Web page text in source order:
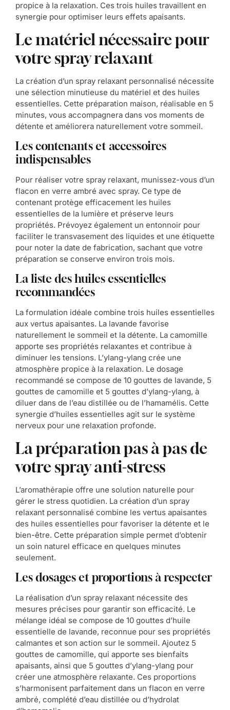
propice à la relaxation. Ces trois huiles travaillent en
synergie pour optimiser leurs effets apaisants.
Le matériel nécessaire pour
votre spray relaxant
La création d’un spray relaxant personnalisé nécessite
une sélection minutieuse du matériel et des huiles
essentielles. Cette préparation maison, réalisable en 5
minutes, vous accompagnera dans vos moments de
détente et améliorera naturellement votre sommeil.
Les contenants et accessoires
indispensables
Pour réaliser votre spray relaxant, munissez-vous d’un
flacon en verre ambré avec spray. Ce type de
contenant protège efficacement les huiles
essentielles de la lumière et préserve leurs
propriétés. Prévoyez également un entonnoir pour
faciliter le transvasement des liquides et une étiquette
pour noter la date de fabrication, sachant que votre
préparation se conserve environ trois mois.
La liste des huiles essentielles
recommandées
La formulation idéale combine trois huiles essentielles
aux vertus apaisantes. La lavande favorise
naturellement le sommeil et la détente. La camomille
apporte ses propriétés relaxantes et contribue à
diminuer les tensions. L’ylang-ylang crée une
atmosphère propice à la relaxation. Le dosage
recommandé se compose de 10 gouttes de lavande, 5
gouttes de camomille et 5 gouttes d’ylang-ylang, à
diluer dans de l’eau distillée ou de l’hamamélis. Cette
synergie d’huiles essentielles agit sur le système
nerveux pour une relaxation profonde.
La préparation pas à pas de
votre spray anti-stress
L’aromathérapie offre une solution naturelle pour
gérer le stress quotidien. La création d’un spray
relaxant personnalisé combine les vertus apaisantes
des huiles essentielles pour favoriser la détente et le
bien-être. Cette préparation simple permet d’obtenir
un soin naturel efficace en quelques minutes
seulement.
Les dosages et proportions à respecter
La réalisation d’un spray relaxant nécessite des
mesures précises pour garantir son efficacité. Le
mélange idéal se compose de 10 gouttes d’huile
essentielle de lavande, reconnue pour ses propriétés
calmantes et son action sur le sommeil. Ajoutez 5
gouttes de camomille, qui apporte ses bienfaits
apaisants, ainsi que 5 gouttes d’ylang-ylang pour
créer une atmosphère relaxante. Ces proportions
s’harmonisent parfaitement dans un flacon en verre
ambré, complété d’eau distillée ou d’hydrolat